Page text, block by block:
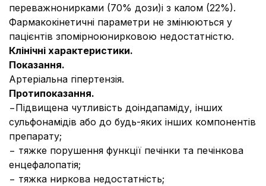
переважнонирками (70% дози)i з калом (22%).
Фармакокiнетичнi параметри не змiнюються у
пацiєнтiв зпомірноюнирковою недостатнiстю.
Клінічні характеристики.
Показання.
Артеріальна гіпертензія.
Протипоказання.
−Підвищена чутливість доіндапаміду, інших
сульфонамідів або до будь-яких інших компонентів
препарату;
− тяжке порушення функції печінки та печінкова
енцефалопатія;
− тяжка ниркова недостатність;